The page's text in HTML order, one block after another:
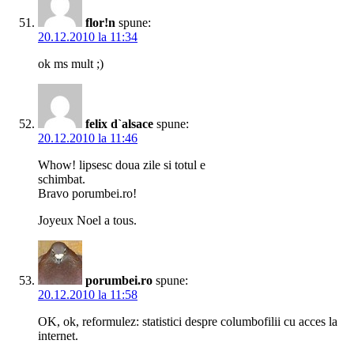
flor!n spune:
20.12.2010 la 11:34
ok ms mult ;)
felix d`alsace spune:
20.12.2010 la 11:46
Whow! lipsesc doua zile si totul e
schimbat.
Bravo porumbei.ro!
Joyeux Noel a tous.
porumbei.ro spune:
20.12.2010 la 11:58
OK, ok, reformulez: statistici despre columbofilii cu acces la
internet.